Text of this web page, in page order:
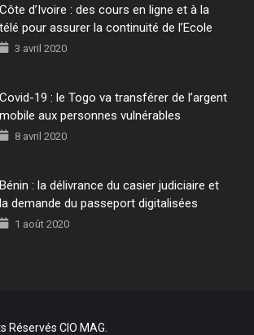
Côte d’Ivoire : des cours en ligne et à la
télé pour assurer la continuité de l’Ecole
3 avril 2020
Covid-19 : le Togo va transférer de l’argent
mobile aux personnes vulnérables
8 avril 2020
Bénin : la délivrance du casier judiciaire et
la demande du passeport digitalisées
1 août 2020
CIO MAG.